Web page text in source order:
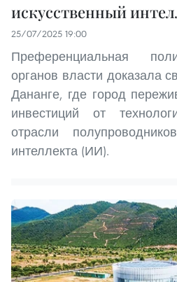
искусственный
25/07/2025 19:00
Преференциальная
органов власти доказала
Дананге, где город
инвестиций от
отрасли
интеллекта (ИИ).